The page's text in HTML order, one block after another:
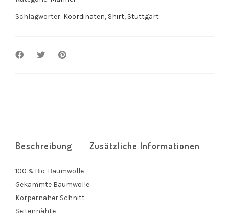
Schlagwörter: Koordinaten, Shirt, Stuttgart
Beschreibung Zusätzliche Informationen
100 % Bio-Baumwolle
Gekämmte Baumwolle
Körpernaher Schnitt
Seitennähte